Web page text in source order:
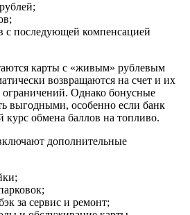
с последующей компенсацией
карты с «живым» рублевым
возвращаются на счет и их
ограничений. Однако бонусные
выгодными, особенно если банк
обмена баллов на топливо.
дополнительные
за сервис и ремонт;